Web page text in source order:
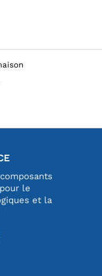
le
et la